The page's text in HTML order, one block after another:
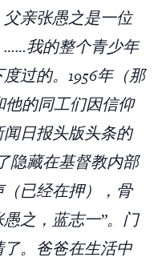
亲张愚之是一位
……我的整个青少年
过的。1956年（那
他的同工们因信仰
日报头版头条的
隐藏在基督教内部
已经在押），骨
之，蓝志一”。门
。爸爸在生活中